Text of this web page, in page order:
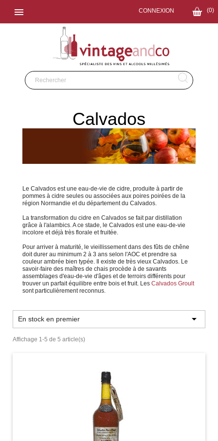
 (0)
CONNEXION
Calvados
Le Calvados est une eau-de-vie de cidre, produite à partir de
pommes à cidre seules ou associées aux poires poirées de la
région Normandie et du département du Calvados.
La transformation du cidre en Calvados se fait par distillation
grâce à l'alambics. A ce stade, le Calvados est une eau-de-vie
incolore et déjà très florale et fruitée.
Pour arriver à maturité, le vieillissement dans des fûts de chêne
doit durer au minimum 2 à 3 ans selon l'AOC et prendre sa
couleur ambrée bien typée. Il existe de très vieux Calvados. Le
savoir-faire des maîtres de chais procède à de savants
assemblages d'eau-de-vie d'âges et de terroirs différents pour
trouver un parfait équilibre entre bois et fruit. LesCalvados Groult
sont particulièrement reconnus.
En stock en premier 
Affichage 1-5 de 5 article(s)